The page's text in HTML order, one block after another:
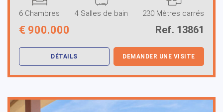
6 Chambres 4 Salles de bain 230 Mètres carrés
€ 900.000 Ref. 13861
DÉTAILS DEMANDER UNE VISITE